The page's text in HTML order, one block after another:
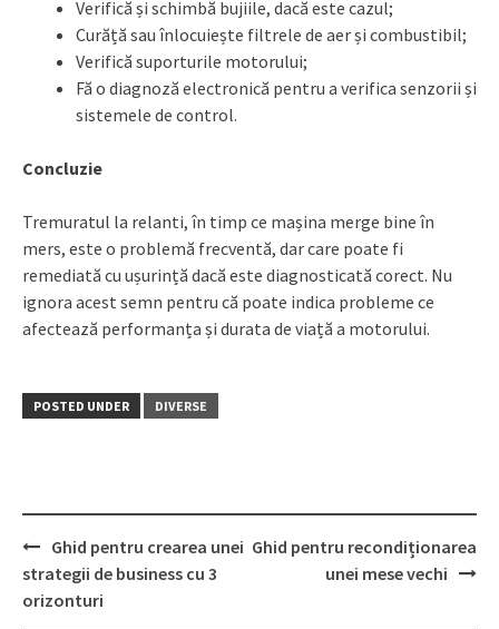
Verifică și schimbă bujiile, dacă este cazul;
Curăță sau înlocuiește filtrele de aer și combustibil;
Verifică suporturile motorului;
Fă o diagnoză electronică pentru a verifica senzorii și
sistemele de control.
Concluzie
Tremuratul la relanti, în timp ce mașina merge bine în
mers, este o problemă frecventă, dar care poate fi
remediată cu ușurință dacă este diagnosticată corect. Nu
ignora acest semn pentru că poate indica probleme ce
afectează performanța și durata de viață a motorului.
POSTED UNDER DIVERSE
Post
navigation
Ghid pentru crearea unei
strategii de business cu 3
orizonturi
Ghid pentru recondiționarea
unei mese vechi